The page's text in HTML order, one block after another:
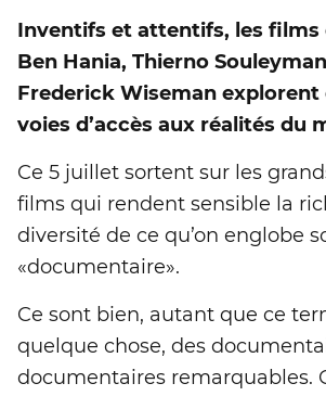
Inventifs et attentifs, les films
Ben Hania, Thierno
Frederick Wiseman
voies d’accès aux réalités du
Ce 5 juillet sortent sur les
films qui rendent sensible la
diversité de ce qu’on englobe
«documentaire».
Ce sont bien, autant que ce
quelque chose, des
documentaires remarquables.